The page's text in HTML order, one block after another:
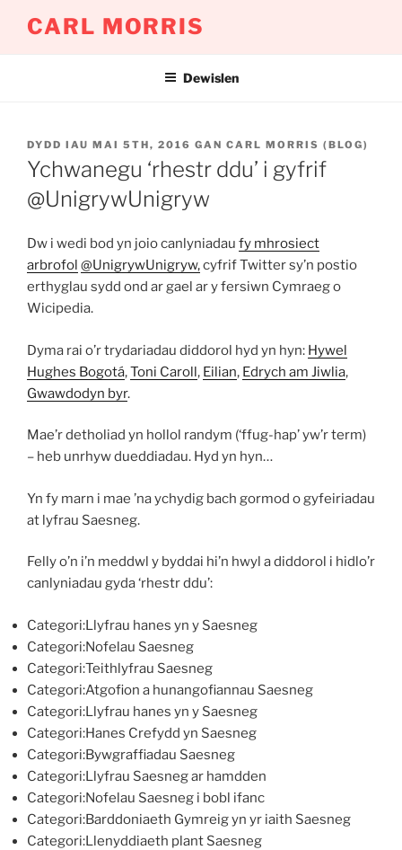
CARL MORRIS
Dewislen
COFNODWYD
AR
DYDD IAU MAI 5TH, 2016 GAN CARL MORRIS (BLOG)
Ychwanegu ‘rhestr ddu’ i gyfrif
@UnigrywUnigryw
Dw i wedi bod yn joio canlyniadau fy mhrosiect
arbrofol @UnigrywUnigryw,cyfrif Twitter sy’n postio
erthyglau sydd ond ar gael ar y fersiwn Cymraeg o
Wicipedia.
Dyma rai o’r trydariadau diddorol hyd yn hyn: Hywel
Hughes Bogotá,Toni Caroll, Eilian, Edrych am Jiwlia,
Gwawdodyn byr.
Mae’r detholiad yn hollol randym (‘ffug-hap’ yw’r term)
– heb unrhyw dueddiadau. Hyd yn hyn…
Yn fy marn i mae ’na ychydig bach gormod o gyfeiriadau
at lyfrau Saesneg.
Felly o’n i’n meddwl y byddai hi’n hwyl a diddorol i hidlo’r
canlyniadau gyda ‘rhestr ddu’:
Categori:Llyfrau hanes yn y Saesneg
Categori:Nofelau Saesneg
Categori:Teithlyfrau Saesneg
Categori:Atgofion a hunangofiannau Saesneg
Categori:Llyfrau hanes yn y Saesneg
Categori:Hanes Crefydd yn Saesneg
Categori:Bywgraffiadau Saesneg
Categori:Llyfrau Saesneg ar hamdden
Categori:Nofelau Saesneg i bobl ifanc
Categori:Barddoniaeth Gymreig yn yr iaith Saesneg
Categori:Llenyddiaeth plant Saesneg